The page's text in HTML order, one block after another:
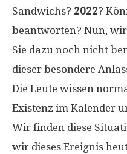
Sandwichs? 2022?
beantworten? Nun,
Sie dazu noch nicht
dieser besondere
Die Leute wissen
Existenz im Kalender
Wir finden diese
wir dieses Ereignis